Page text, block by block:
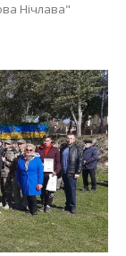
Нічлава"